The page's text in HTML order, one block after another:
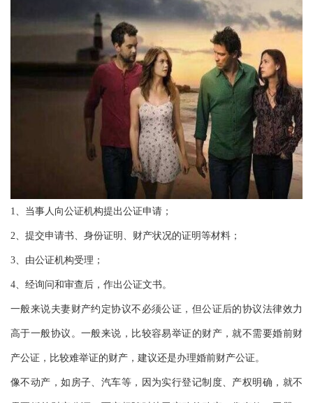
1、当事人向公证机构提出公证申请；
2、提交申请书、身份证明、财产状况的证明等材料；
3、由公证机构受理；
4、经询问和审查后，作出公证文书。
一般来说夫妻财产约定协议不必须公证，但公证后的协议法律效力
高于一般协议。一般来说，比较容易举证的财产，就不需要婚前财
产公证，比较难举证的财产，建议还是办理婚前财产公证。
像不动产，如房子、汽车等，因为实行登记制度、产权明确，就不